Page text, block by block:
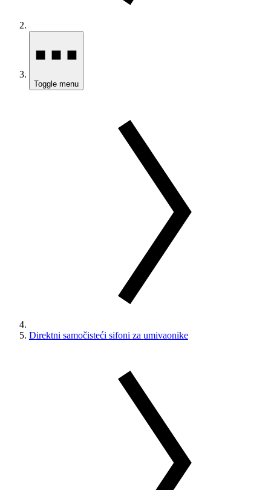
Toggle menu
Direktni samočisteći sifoni za umivaonike